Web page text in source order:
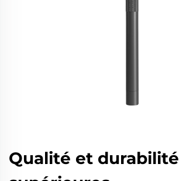
Qualité et durabilité